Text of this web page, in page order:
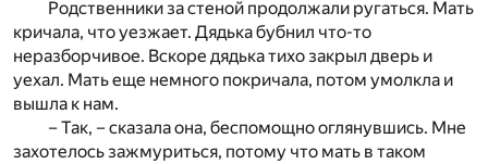
Родственники за стеной продолжали ругаться. Мать
кричала, что уезжает. Дядька бубнил что-то
неразборчивое. Вскоре дядька тихо закрыл дверь и
уехал. Мать еще немного покричала, потом умолкла и
вышла к нам.
– Так, – сказала она, беспомощно оглянувшись. Мне
захотелось зажмуриться, потому что мать в таком